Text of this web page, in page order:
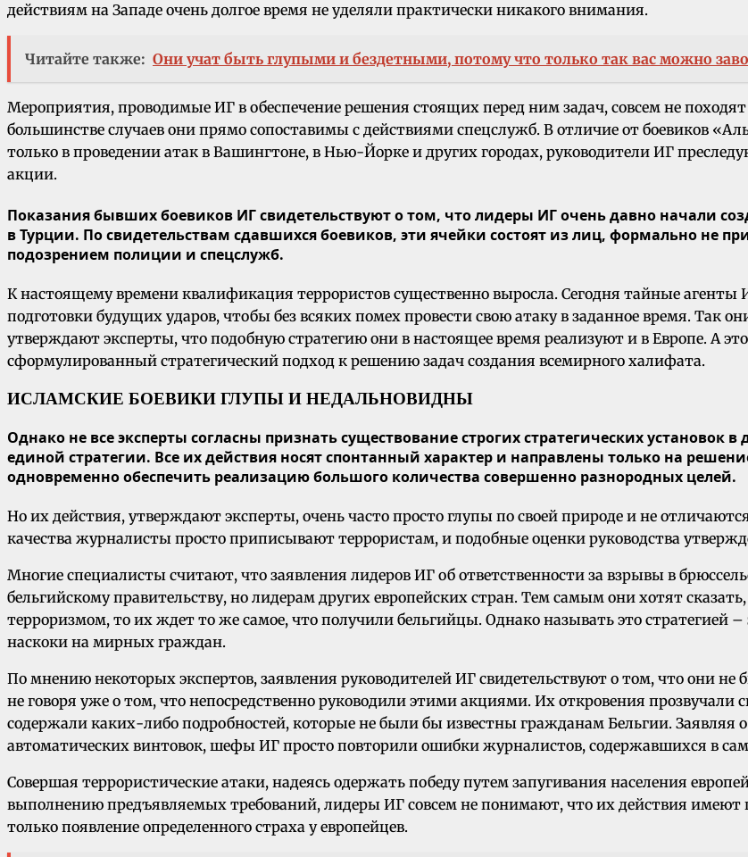
действиям на Западе очень долгое время не уделяли практически никакого внимания.
Читайте также: Они учат быть глупыми и бездетными, потому что только так вас можно
Мероприятия, проводимые ИГ в обеспечение решения стоящих перед ним задач, совсем не
большинстве случаев они прямо сопоставимы с действиями спецслужб. В отличие от боевиков
только в проведении атак в Вашингтоне, в Нью-Йорке и других городах, руководители ИГ
акции.
Показания бывших боевиков ИГ свидетельствуют о том, что лидеры ИГ очень давно начали
в Турции. По свидетельствам сдавшихся боевиков, эти ячейки состоят из лиц, формально не
подозрением полиции и спецслужб.
К настоящему времени квалификация террористов существенно выросла. Сегодня тайные
подготовки будущих ударов, чтобы без всяких помех провести свою атаку в заданное время. Так
утверждают эксперты, что подобную стратегию они в настоящее время реализуют и в Европе. А
сформулированный стратегический подход к решению задач создания всемирного халифата.
ИСЛАМСКИЕ БОЕВИКИ ГЛУПЫ И НЕДАЛЬНОВИДНЫ
Однако не все эксперты согласны признать существование строгих стратегических установок
единой стратегии. Все их действия носят спонтанный характер и направлены только на
одновременно обеспечить реализацию большого количества совершенно разнородных целей.
Но их действия, утверждают эксперты, очень часто просто глупы по своей природе и не
качества журналисты просто приписывают террористам, и подобные оценки руководства
Многие специалисты считают, что заявления лидеров ИГ об ответственности за взрывы в
бельгийскому правительству, но лидерам других европейских стран. Тем самым они хотят
терроризмом, то их ждет то же самое, что получили бельгийцы. Однако называть это стратегией
наскоки на мирных граждан.
По мнению некоторых экспертов, заявления руководителей ИГ свидетельствуют о том, что они не
не говоря уже о том, что непосредственно руководили этими акциями. Их откровения прозвучали
содержали каких-либо подробностей, которые не были бы известны гражданам Бельгии. Заявляя
автоматических винтовок, шефы ИГ просто повторили ошибки журналистов, содержавшихся в
Совершая террористические атаки, надеясь одержать победу путем запугивания населения
выполнению предъявляемых требований, лидеры ИГ совсем не понимают, что их действия
только появление определенного страха у европейцев.